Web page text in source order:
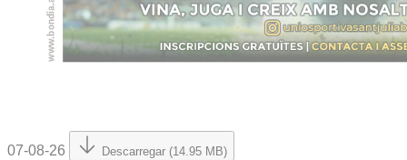
07-08-26 Descarregar (14.95 MB)